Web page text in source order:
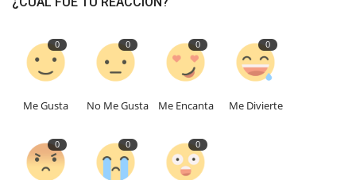
0
Me Gusta
0
No Me Gusta
0
Me Encanta
0
Me Divierte
0 0 0